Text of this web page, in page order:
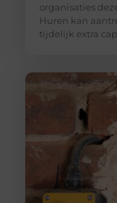
organisaties
Huren kan
tijdelijk extra